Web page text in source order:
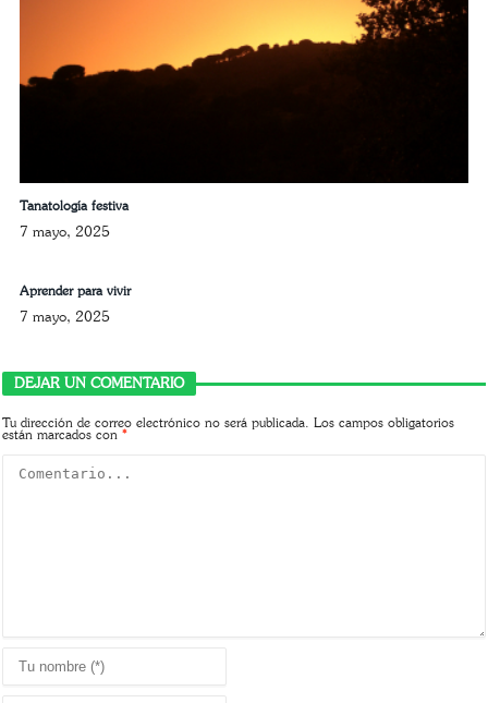
Tanatología festiva
7 mayo, 2025
Aprender para vivir
7 mayo, 2025
DEJAR UN COMENTARIO
Tu dirección de correo electrónico no será publicada.
Los campos obligatorios
están marcados con*